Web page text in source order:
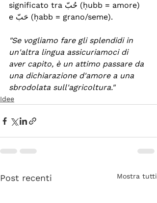
significato tra حُبّ (ḥubb = amore)
e حَبّ (ḥabb = grano/seme).
"Se vogliamo fare gli splendidi in
un'altra lingua assicuriamoci di
aver capito, è un attimo passare da
una dichiarazione d'amore a una
sbrodolata sull'agricoltura."
Idee
Post recenti Mostra tutti